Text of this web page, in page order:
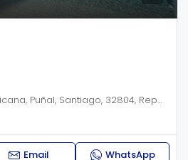
Avenida Hispanoamericana, Puñal, Santiago, 32804, República Dominicana
Email WhatsApp